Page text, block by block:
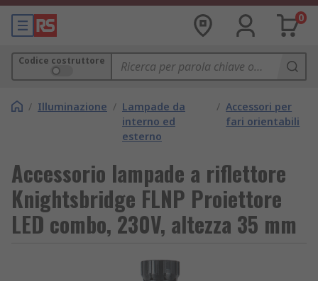
0
Codice costruttore
/ Illuminazione / Lampade da
interno ed
esterno
/ Accessori per
fari orientabili
Accessorio lampade a riflettore
Knightsbridge FLNP Proiettore
LED combo, 230V, altezza 35 mm